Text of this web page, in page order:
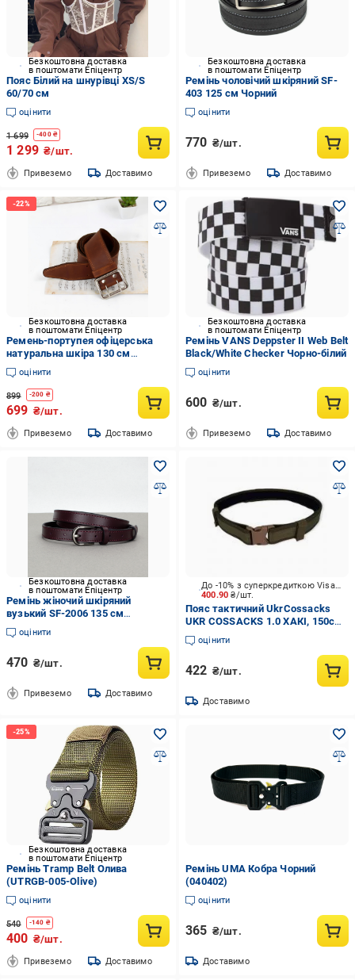
Безкоштовна доставка
в поштомати Епіцентр
Пояс Білий на шнурівці XS/S
60/70 см
оцінити
1 699 -400₴
1 299 ₴/шт.
Привеземо Доставимо
Безкоштовна доставка
в поштомати Епіцентр
Ремінь чоловічий шкіряний SF-
403 125 см Чорний
оцінити
770 ₴/шт.
Привеземо Доставимо
Безкоштовна доставка
в поштомати Епіцентр
Ремень-портупея офіцерська
натуральна шкіра 130 см
Коричневий (ПОК855)
оцінити
899 -200 ₴
699 ₴/шт.
Привеземо Доставимо
Безкоштовна доставка
в поштомати Епіцентр
Ремінь VANS Deppster II Web Belt
Black/White Checker Чорно-білий
оцінити
600 ₴/шт.
Привеземо Доставимо
Безкоштовна доставка
в поштомати Епіцентр
Ремінь жіночий шкіряний
вузький SF-2006 135 см
Бордовий (2445818758)
оцінити
470 ₴/шт.
Привеземо Доставимо
400.90₴/шт.
До -10% з суперкредиткою Visa Вигода
Пояс тактичний UkrCossacks
UKR COSSACKS 1.0 ХАКІ, 150см
р.one size
оцінити
422 ₴/шт.
Доставимо
Безкоштовна доставка
в поштомати Епіцентр
Ремінь Tramp Belt Олива
(UTRGB-005-Olive)
оцінити
540 -140 ₴
400 ₴/шт.
Привеземо Доставимо
Ремінь UMA Кобра Чорний
(040402)
оцінити
365 ₴/шт.
Доставимо